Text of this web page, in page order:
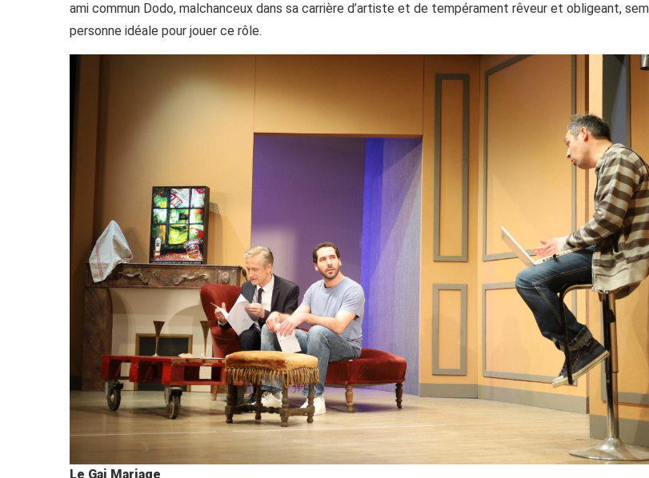
ami commun Dodo, malchanceux dans sa carrière d’artiste et de tempérament rêveur et obligeant,
personne idéale pour jouer ce rôle.
Le Gai Mariage